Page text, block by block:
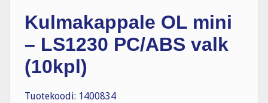
Kulmakappale OL mini
– LS1230 PC/ABS valk
(10kpl)
Tuotekoodi: 1400834